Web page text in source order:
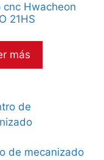
cnc Hwacheon
21HS
más
de mecanizado